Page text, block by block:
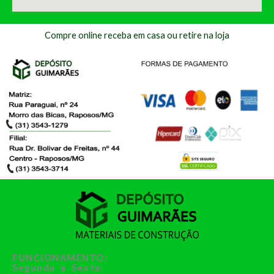
Compre online receba em casa ou retire na loja
FUNCIONAMENTO:
Segunda a Sexta: